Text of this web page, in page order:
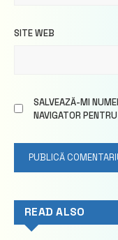
SITE WEB
SALVEAZĂ-MI
NAVIGATOR
READ ALSO